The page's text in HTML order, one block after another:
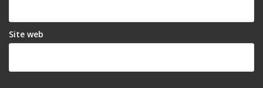
Site web